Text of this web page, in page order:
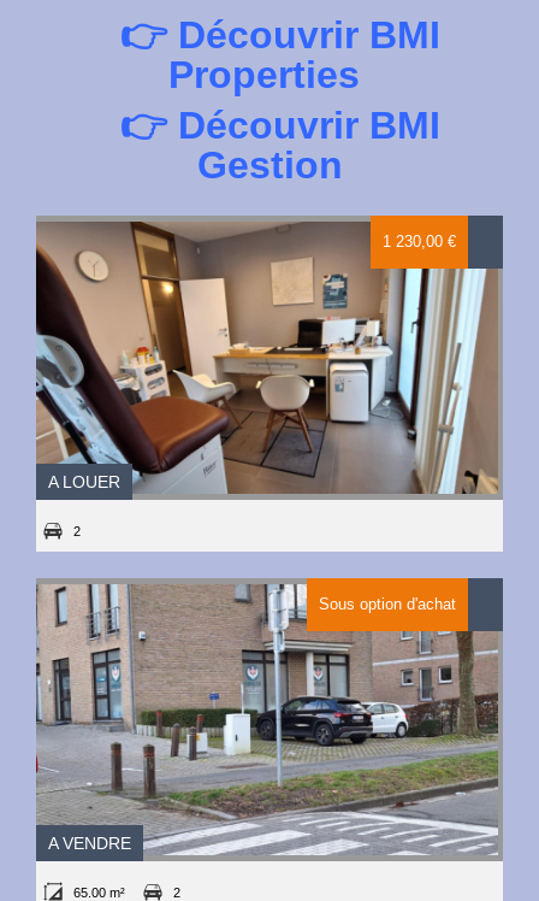
👉 Découvrir BMI
Properties
👉 Découvrir BMI
Gestion
A LOUER
1 230,00 €
2
A VENDRE
Sous option d'achat
65.00 m² 2